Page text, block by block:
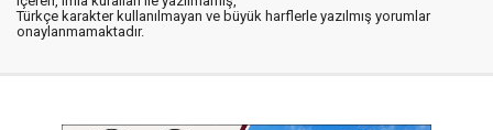
Türkçe karakter kullanılmayan ve büyük harflerle yazılmış yorumlar
onaylanmamaktadır.